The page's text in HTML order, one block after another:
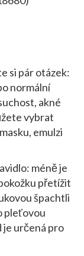
si pár otázek:
normální
akné
vybrat
emulzi
méně je
přetížit
špachtli
pleťovou
je určená pro